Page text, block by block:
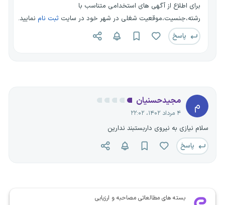
برای اطلاع از آگهی های استخدامی متناسب با
رشته،جنسیت،موقعیت شغلی در شهر خود در سایت ثبت نام نمایید.
پاسخ
م مجیدحسنیان
۴ مرداد ۱۴۰۲، ۲۲:۰۲
سلام نیازی به نیروی داربستبند ندارین
پاسخ
بسته های مطالعاتی مصاحبه و ارزیابی